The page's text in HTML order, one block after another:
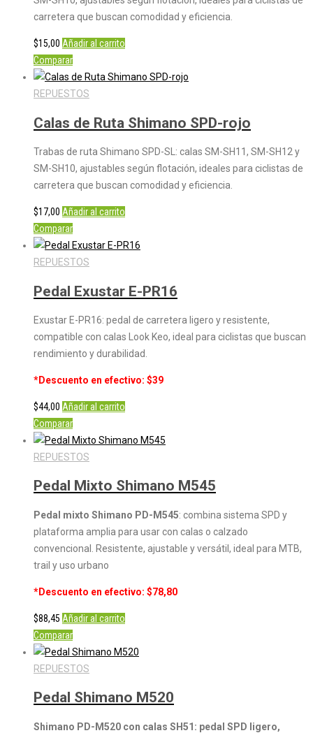
carretera que buscan comodidad y eficiencia.
$15,00 Añadir al carrito
Comparar
REPUESTOS
Calas de Ruta Shimano SPD-rojo
Trabas de ruta Shimano SPD-SL: calas SM-SH11, SM-SH12 y
SM-SH10, ajustables según flotación, ideales para ciclistas de
carretera que buscan comodidad y eficiencia.
$17,00 Añadir al carrito
Comparar
REPUESTOS
Pedal Exustar E-PR16
Exustar E-PR16: pedal de carretera ligero y resistente,
compatible con calas Look Keo, ideal para ciclistas que buscan
rendimiento y durabilidad.
*Descuento en efectivo: $39
$44,00 Añadir al carrito
Comparar
REPUESTOS
Pedal Mixto Shimano M545
Pedal mixto Shimano PD-M545: combina sistema SPD y
plataforma amplia para usar con calas o calzado
convencional. Resistente, ajustable y versátil, ideal para MTB,
trail y uso urbano
*Descuento en efectivo: $78,80
$88,45 Añadir al carrito
Comparar
REPUESTOS
Pedal Shimano M520
Shimano PD-M520 con calas SH51: pedal SPD ligero,